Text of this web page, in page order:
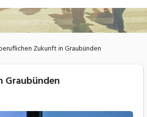
Ausbildung / Weiterbildung
Zukunft in Graubünden
Graubünden